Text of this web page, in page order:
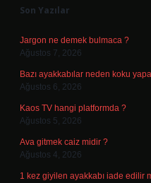
Son Yazılar
Jargon ne demek bulmaca ?
Ağustos 7, 2026
Bazı ayakkabılar neden koku
Ağustos 6, 2026
Kaos TV hangi platformda ?
Ağustos 5, 2026
Ava gitmek caiz midir ?
Ağustos 4, 2026
1 kez giyilen ayakkabı iade edilir